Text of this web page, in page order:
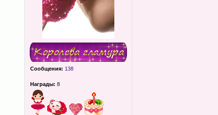
Сообщения: 138
Награды: 8